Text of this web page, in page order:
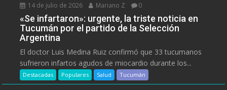
14 de julio de 2026 Mariano Z 0
«Se infartaron»: urgente, la triste noticia en
Tucumán por el partido de la Selección
Argentina
El doctor Luis Medina Ruiz confirmó que 33 tucumanos
sufrieron infartos agudos de miocardio durante los...
Destacadas Populares Salud Tucumán